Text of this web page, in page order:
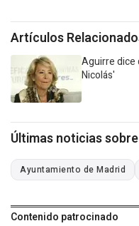
Artículos
Aguirre dice
Nicolás'
Últimas noticias
Ayuntamiento de Madrid
Contenido patrocinado